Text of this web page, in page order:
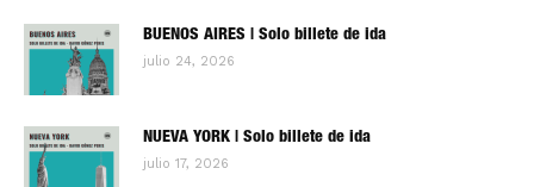
BUENOS AIRES | Solo billete de ida
julio 24, 2026
NUEVA YORK | Solo billete de ida
julio 17, 2026